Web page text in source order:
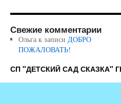
Свежие комментарии
Ольгак записи ДОБРО
ПОЖАЛОВАТЬ!
СП "ДЕТСКИЙ САД СКАЗКА"